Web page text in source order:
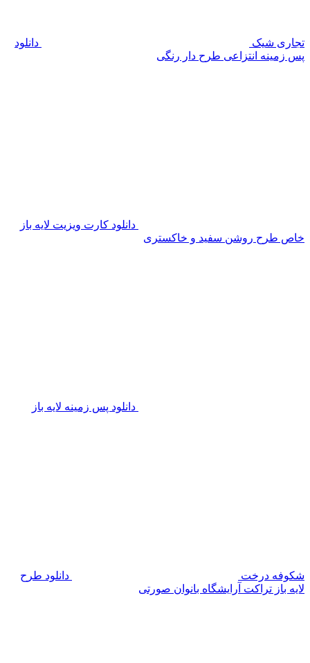
تجاری شیک
دانلود
پس زمینه انتزاعی طرح دار رنگی
دانلود کارت ویزیت لایه باز
خاص طرح روشن سفید و خاکستری
دانلود پس زمینه لایه باز
شکوفه درخت
دانلود طرح
لایه باز تراکت آرایشگاه بانوان صورتی